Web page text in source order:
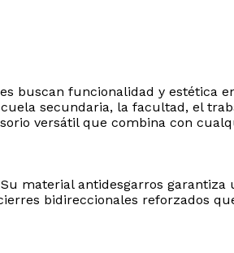
buscan funcionalidad y estética
secundaria, la facultad, el
versátil que combina con
material antidesgarros garantiza
bidireccionales reforzados